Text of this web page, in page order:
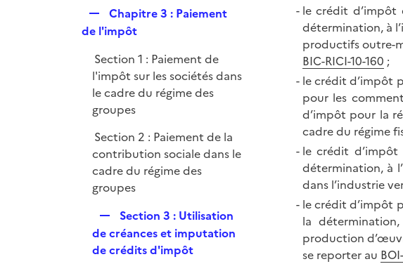
e
l
i
e
r
Chapitre 3 : Paiement
de l'impôt
Section 1 : Paiement de
l'impôt sur les sociétés dans
le cadre du régime des
groupes
Section 2 : Paiement de la
contribution sociale dans le
cadre du régime des
groupes
e
p
Section 3 : Utilisation
de créances et imputation
de crédits d'impôt
le crédit d’impôt
détermination, à
productifs outre-
BIC-RICI-10-160 ;
le crédit d’impôt
pour les
d’impôt pour la
cadre du régime
le crédit d’impôt
détermination, à
dans l’industrie
le crédit d’impôt
la
production
se reporter au